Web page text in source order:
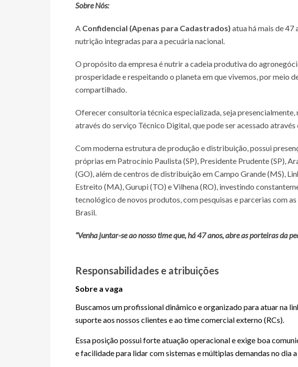
Sobre Nós:
A Confidencial (Apenas para Cadastrados) atua há mais de 47
nutrição integradas para a pecuária nacional.
O propósito da empresa é nutrir a cadeia produtiva do
prosperidade e respeitando o planeta em que vivemos, por meio
compartilhado.
Oferecer consultoria técnica especializada, seja presencialmente,
através do serviço Técnico Digital, que pode ser acessado através
Com moderna estrutura de produção e distribuição, possui
próprias em Patrocínio Paulista (SP), Presidente Prudente (SP),
(GO), além de centros de distribuição em Campo Grande (MS),
Estreito (MA), Gurupi (TO) e Vilhena (RO), investindo
tecnológico de novos produtos, com pesquisas e parcerias com
Brasil.
“Venha juntar-se ao nosso time que, há 47 anos, abre as porteiras da
Responsabilidades e atribuições
Sobre a vaga
Buscamos um profissional dinâmico e organizado para atuar na
suporte aos nossos clientes e ao time comercial externo (RCs).
Essa posição possui forte atuação operacional e exige boa
e facilidade para lidar com sistemas e múltiplas demandas no dia